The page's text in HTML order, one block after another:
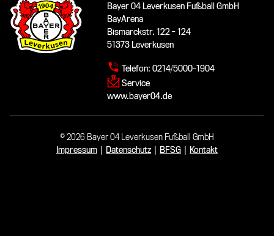
Bayer 04 Leverkusen Fußball GmbH
BayArena
Bismarckstr. 122 - 124
51373 Leverkusen
Telefon: 0214/5000-1904
Service
www.bayer04.de
© 2026 Bayer 04 Leverkusen Fußball GmbH
Impressum
Datenschutz BFSG Kontakt